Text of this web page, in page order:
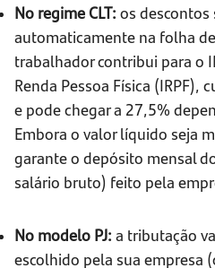
No regime CLT: os descontos
automaticamente na folha
trabalhador contribui para o
Renda Pessoa Física (IRPF),
e pode chegar a 27,5%
Embora o valor líquido seja
garante o depósito mensal
salário bruto) feito pela
No modelo PJ: a tributação
escolhido pela sua empresa